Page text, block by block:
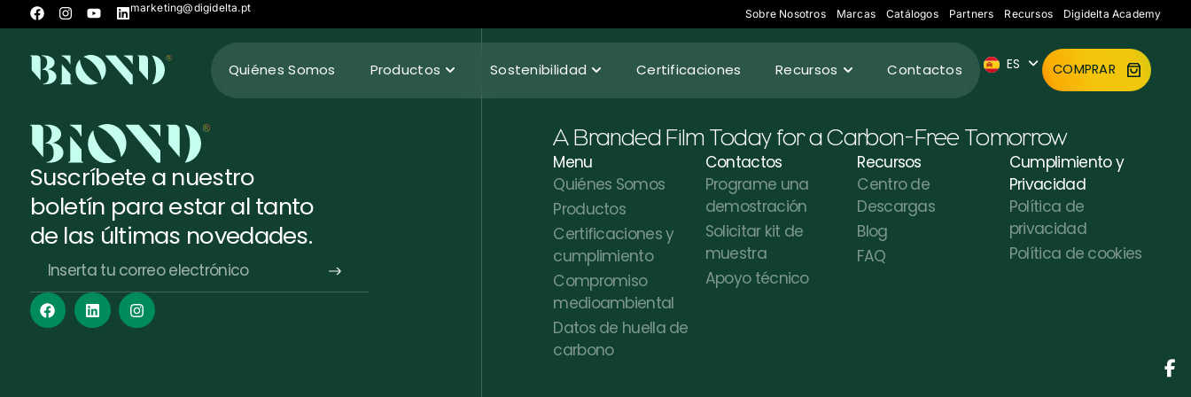
marketing@digidelta.pt Sobre Nosotros Marcas Catálogos Partners Recursos Digidelta Academy
Quiénes Somos Productos Sostenibilidad Certificaciones Recursos Contactos ES
IT
DE
COMPRAR
Suscríbete a nuestro
boletín para estar al tanto
de las últimas novedades.
Alternative:
A Branded Film Today for a Carbon-Free Tomorrow
Menu
Quiénes Somos
Productos
Certificaciones y
cumplimiento
Compromiso
medioambiental
Datos de huella de
carbono
Contactos
Programe una
demostración
Solicitar kit de
muestra
Apoyo técnico
Recursos
Centro de
Descargas
Blog
FAQ
Cumplimiento y
Privacidad
Política de
privacidad
Política de cookies